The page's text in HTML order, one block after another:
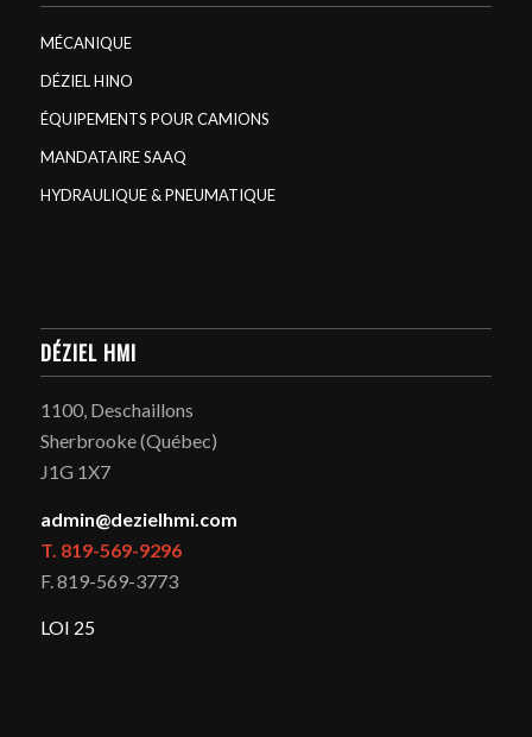
MÉCANIQUE
DÉZIEL HINO
ÉQUIPEMENTS POUR CAMIONS
MANDATAIRE SAAQ
HYDRAULIQUE & PNEUMATIQUE
DÉZIEL HMI
1100, Deschaillons
Sherbrooke (Québec)
J1G 1X7
admin@dezielhmi.com
T. 819-569-9296
F. 819-569-3773
LOI 25